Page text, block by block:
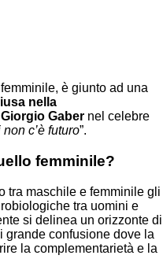
è giunto ad una
nella
Giorgio Gaber nel celebre
c’è futuro”.
femminile?
tra maschile e femminile gli
tra uomini e
si delinea un orizzonte di
grande confusione dove la
la complementarietà e la